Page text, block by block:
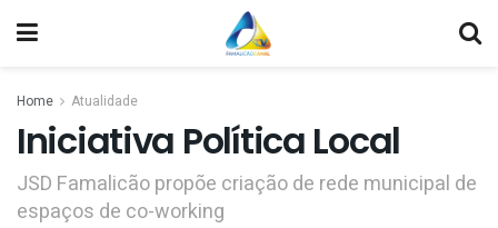
Home Atualidade
Iniciativa Política Local
JSD Famalicão propõe criação de rede municipal de
espaços de co-working